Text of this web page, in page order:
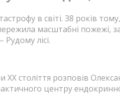
в світі. 38 років
масштабні пожежі,
лісі.
ХХ століття розповів
центру